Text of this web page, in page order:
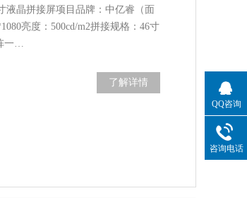
液晶拼接屏项目品牌：中亿睿（面
亮度：500cd/m2拼接规格：46寸
一…
了解详情
QQ咨询
咨询电话